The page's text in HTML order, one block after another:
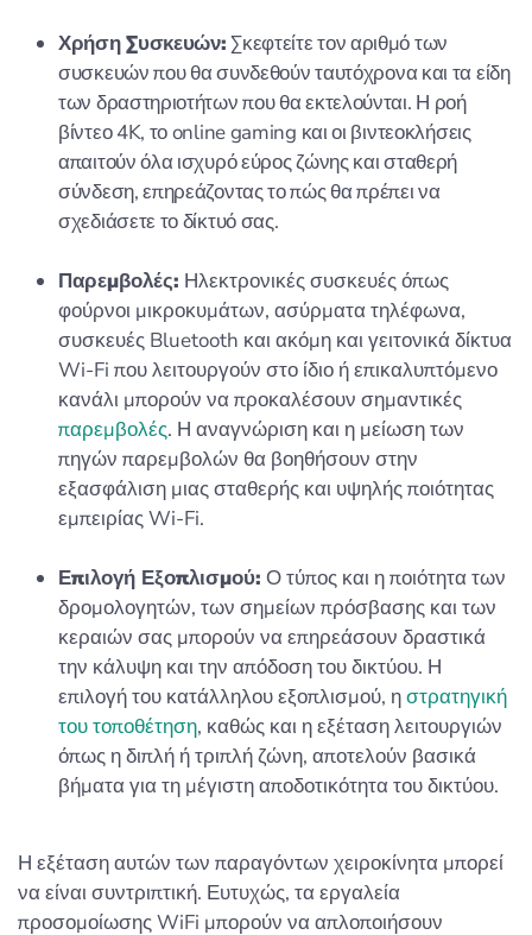
Χρήση Συσκευών:Σκεφτείτε τον αριθμό των
συσκευών που θα συνδεθούν ταυτόχρονα και τα είδη
των δραστηριοτήτων που θα εκτελούνται. Η ροή
βίντεο 4K, το online gaming και οι βιντεοκλήσεις
απαιτούν όλα ισχυρό εύρος ζώνης και σταθερή
σύνδεση, επηρεάζοντας το πώς θα πρέπει να
σχεδιάσετε το δίκτυό σας.
Παρεμβολές: Ηλεκτρονικές συσκευές όπως
φούρνοι μικροκυμάτων, ασύρματα τηλέφωνα,
συσκευές Bluetooth και ακόμη και γειτονικά δίκτυα
Wi-Fi που λειτουργούν στο ίδιο ή επικαλυπτόμενο
κανάλι μπορούν να προκαλέσουν σημαντικές
παρεμβολές. Η αναγνώριση και η μείωση των
πηγών παρεμβολών θα βοηθήσουν στην
εξασφάλιση μιας σταθερής και υψηλής ποιότητας
εμπειρίας Wi-Fi.
Επιλογή Εξοπλισμού: Ο τύπος και η ποιότητα των
δρομολογητών, των σημείων πρόσβασης και των
κεραιών σας μπορούν να επηρεάσουν δραστικά
την κάλυψη και την απόδοση του δικτύου. Η
επιλογή του κατάλληλου εξοπλισμού, ηστρατηγική
του τοποθέτηση, καθώς και η εξέταση λειτουργιών
όπως η διπλή ή τριπλή ζώνη, αποτελούν βασικά
βήματα για τη μέγιστη αποδοτικότητα του δικτύου.
Η εξέταση αυτών των παραγόντων χειροκίνητα μπορεί
να είναι συντριπτική. Ευτυχώς, τα εργαλεία
προσομοίωσης WiFi μπορούν να απλοποιήσουν